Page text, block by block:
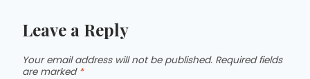
Leave a Reply
Your email address will not be published. Required fields
are marked *